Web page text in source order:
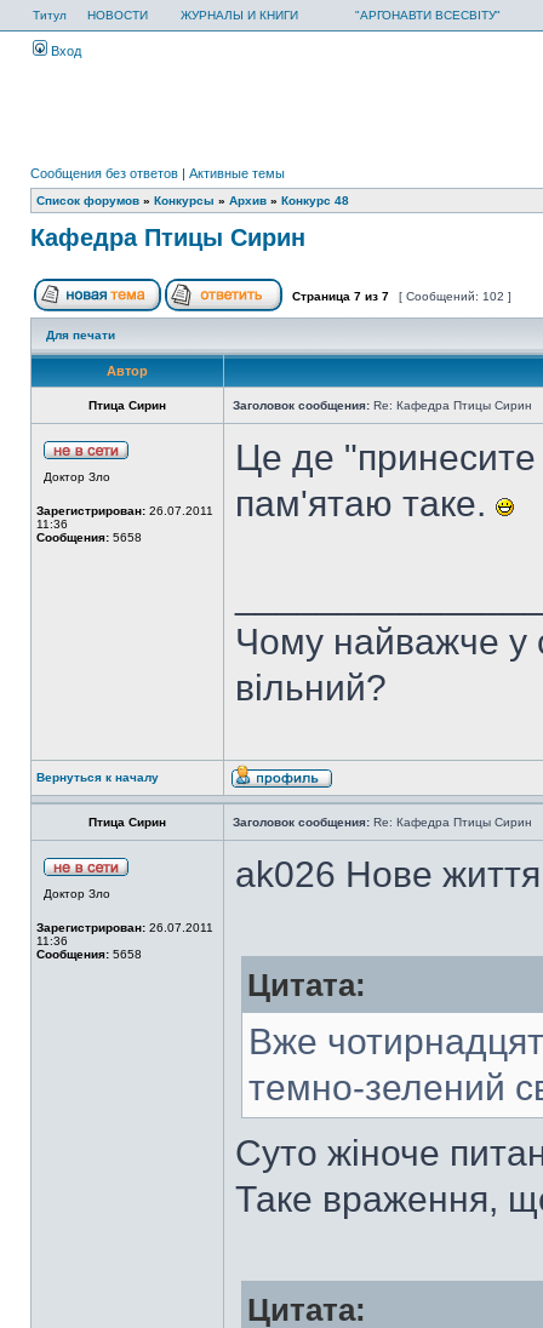
Титул НОВОСТИ ЖУРНАЛЫ И КНИГИ "АРГОНАВТИ ВСЕСВІТУ"
Вход
Сообщения без ответов | Активные темы
Список форумов » Конкурсы » Архив » Конкурс 48
Кафедра Птицы Сирин
Страница 7 из 7 [ Сообщений: 102 ]
Для печати
Автор
Птица Сирин Заголовок сообщения: Re: Кафедра Птицы Сирин
Доктор Зло
Зарегистрирован: 26.07.2011
11:36
Сообщения: 5658
Це де
пам'ятаю таке.
Чому найважче у
вільний?
Вернуться к началу
Птица Сирин Заголовок сообщения: Re: Кафедра Птицы Сирин
Доктор Зло
Зарегистрирован: 26.07.2011
11:36
Сообщения: 5658
ak026 Нове
Цитата:
Вже
темно-зелений
Суто жіноче
Таке враження,
Цитата: